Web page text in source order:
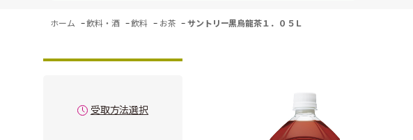
ホーム -飲料・酒 -飲料 - お茶 -サントリー黒烏龍茶１．０５Ｌ
受取方法選択